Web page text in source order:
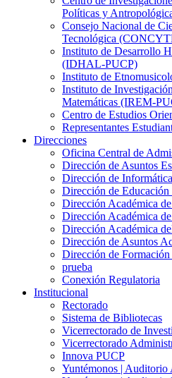
Políticas y
Consejo Nacional de
Tecnológica
Instituto de Desarrollo
(IDHAL-PUCP)
Instituto de
Instituto de
Matemáticas (IREM-
Centro de Estudios
Representantes
Direcciones
Oficina Central de
Dirección de Asuntos
Dirección de
Dirección de
Dirección Académica
Dirección Académica
Dirección Académica
Dirección de Asuntos
Dirección de
prueba
Conexión Regulatoria
Institucional
Rectorado
Sistema de Bibliotecas
Vicerrectorado de
Vicerrectorado
Innova PUCP
Yuntémonos | Auditorio